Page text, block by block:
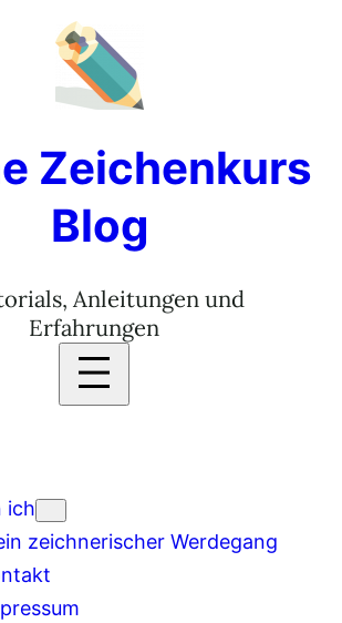
Zeichenkurs
Blog
Anleitungen und
Erfahrungen
ich
zeichnerischer Werdegang